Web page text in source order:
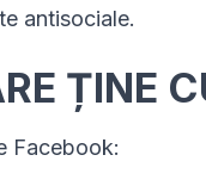
antisociale.
ȚINE
Facebook: